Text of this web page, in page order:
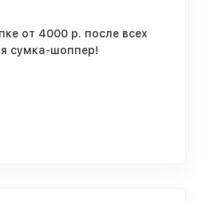
от 4000 р. после всех
сумка-шоппер!